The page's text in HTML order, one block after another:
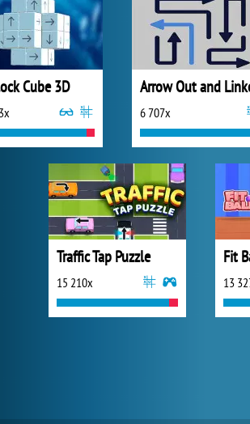
Cube 3D Arrow Out and
6 707x
Traffic Tap Puzzle
15 210x
Fit
13